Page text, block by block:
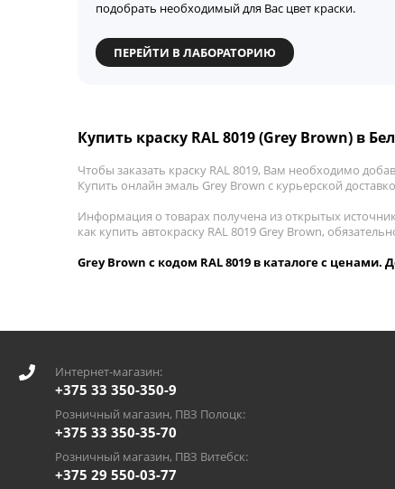
подобрать необходимый для Вас цвет краски.
ПЕРЕЙТИ В ЛАБОРАТОРИЮ
Купить краску RAL 8019 (Grey Brown) в
Чтобы заказать краску RAL 8019, Вам необходимо
Купить онлайн эмаль Grey Brown с курьерской
Информация о товарах получена из открытых
как купить автокраску RAL 8019 Grey Brown,
Grey Brown с кодом RAL 8019 в каталоге с ценами.
Интернет-магазин:
+375 33 350-350-9
Розничный магазин, ПВЗ Полоцк:
+375 33 350-35-70
Розничный магазин, ПВЗ Витебск:
+375 29 550-03-77